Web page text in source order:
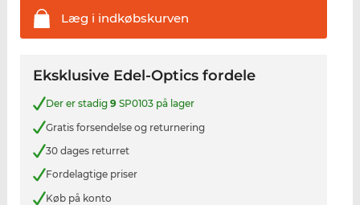
Læg i indkøbskurven
Eksklusive Edel-Optics fordele
Der er stadig 9SP0103 på lager
Gratis forsendelse og returnering
30 dages returret
Fordelagtige priser
Køb på konto